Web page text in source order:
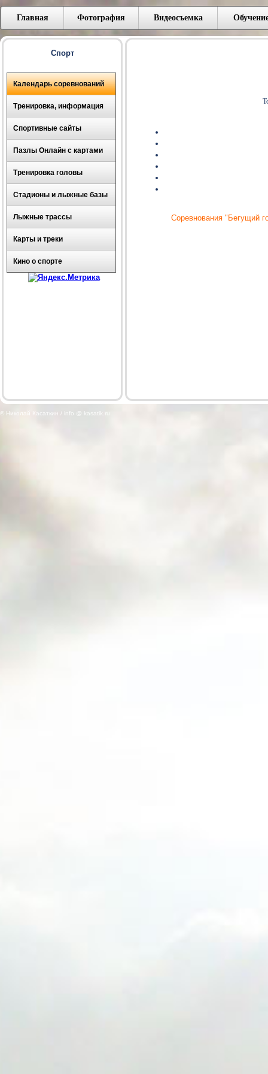
Главная Фотография Видеосъемка
Спорт
Календарь соревнований
Тренировка, информация
Спортивные сайты
Пазлы Онлайн с картами
Тренировка головы
Стадионы и лыжные базы
Лыжные трассы
Карты и треки
Кино о спорте
Соревнования "Бегущий
© Николай Касаткин / info @ kasatik.ru